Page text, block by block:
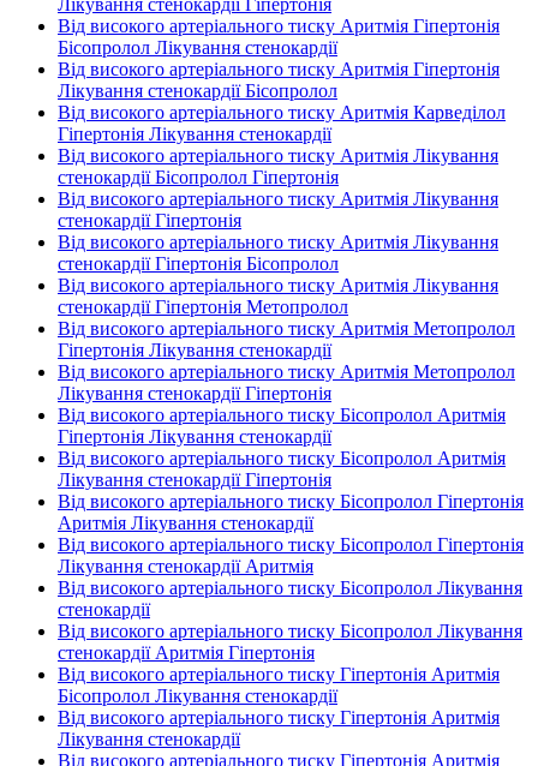
Лікування стенокардії Гіпертонія
Від високого артеріального тиску Аритмія Гіпертонія
Бісопролол Лікування стенокардії
Від високого артеріального тиску Аритмія Гіпертонія
Лікування стенокардії Бісопролол
Від високого артеріального тиску Аритмія Карведілол
Гіпертонія Лікування стенокардії
Від високого артеріального тиску Аритмія Лікування
стенокардії Бісопролол Гіпертонія
Від високого артеріального тиску Аритмія Лікування
стенокардії Гіпертонія
Від високого артеріального тиску Аритмія Лікування
стенокардії Гіпертонія Бісопролол
Від високого артеріального тиску Аритмія Лікування
стенокардії Гіпертонія Метопролол
Від високого артеріального тиску Аритмія Метопролол
Гіпертонія Лікування стенокардії
Від високого артеріального тиску Аритмія Метопролол
Лікування стенокардії Гіпертонія
Від високого артеріального тиску Бісопролол Аритмія
Гіпертонія Лікування стенокардії
Від високого артеріального тиску Бісопролол Аритмія
Лікування стенокардії Гіпертонія
Від високого артеріального тиску Бісопролол Гіпертонія
Аритмія Лікування стенокардії
Від високого артеріального тиску Бісопролол Гіпертонія
Лікування стенокардії Аритмія
Від високого артеріального тиску Бісопролол Лікування
стенокардії
Від високого артеріального тиску Бісопролол Лікування
стенокардії Аритмія Гіпертонія
Від високого артеріального тиску Гіпертонія Аритмія
Бісопролол Лікування стенокардії
Від високого артеріального тиску Гіпертонія Аритмія
Лікування стенокардії
Від високого артеріального тиску Гіпертонія Аритмія